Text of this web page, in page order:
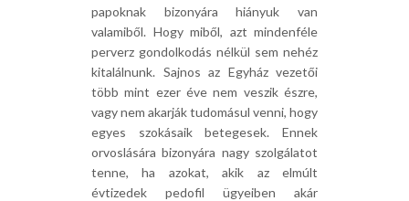
papoknak bizonyára hiányuk van
valamiből. Hogy miből, azt mindenféle
perverz gondolkodás nélkül sem nehéz
kitalálnunk. Sajnos az Egyház vezetői
több mint ezer éve nem veszik észre,
vagy nem akarják tudomásul venni, hogy
egyes szokásaik betegesek. Ennek
orvoslására bizonyára nagy szolgálatot
tenne, ha azokat, akik az elmúlt
évtizedek pedofil ügyeiben akár